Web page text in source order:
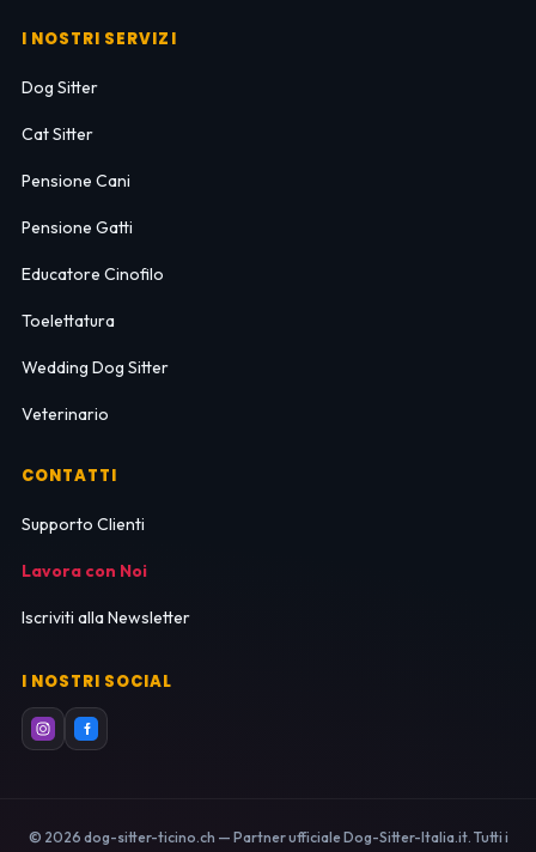
I NOSTRI SERVIZI
Dog Sitter
Cat Sitter
Pensione Cani
Pensione Gatti
Educatore Cinofilo
Toelettatura
Wedding Dog Sitter
Veterinario
CONTATTI
Supporto Clienti
Lavora con Noi
Iscriviti alla Newsletter
I NOSTRI SOCIAL
© 2026 dog-sitter-ticino.ch — Partner ufficiale Dog-Sitter-Italia.it. Tutti i